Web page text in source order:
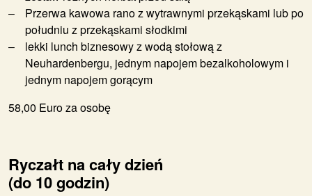
Przerwa kawowa rano z wytrawnymi przekąskami lub po
południu z przekąskami słodkimi
lekki lunch biznesowy z wodą stołową z
Neuhardenbergu, jednym napojem bezalkoholowym i
jednym napojem gorącym
58,00 Euro za osobę
Ryczałt na cały dzień
(do 10 godzin)